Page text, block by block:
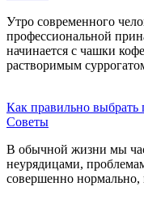
Утро современного
профессиональной
начинается с чашки
растворимым
Как правильно выбрать
Советы
В обычной жизни мы
неурядицами,
совершенно нормально,